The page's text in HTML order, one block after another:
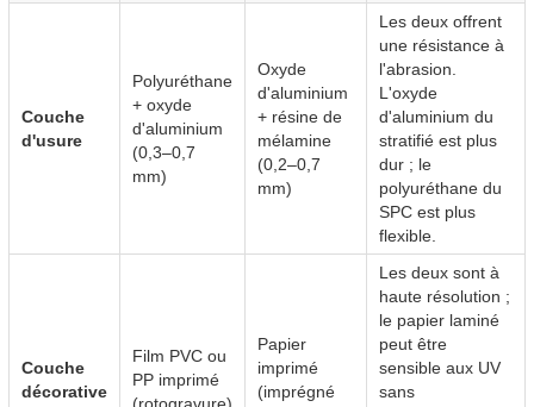
Couche
d'usure
Polyuréthane
+ oxyde
d'aluminium
(0,3–0,7
mm)
Oxyde
d'aluminium
+ résine de
mélamine
(0,2–0,7
mm)
Les deux offrent
une résistance à
l'abrasion.
L'oxyde
d'aluminium du
stratifié est plus
dur ; le
polyuréthane du
SPC est plus
flexible.
Couche
décorative
Film PVC ou
PP imprimé
Papier
imprimé
(imprégné
Les deux sont à
haute résolution ;
le papier laminé
peut être
sensible aux UV
sans